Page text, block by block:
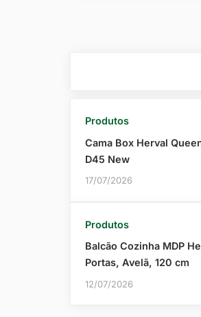
Produtos
Cama Box Herval
D45 New
17/07/2026
Produtos
Balcão Cozinha MDP
Portas, Avelã, 120 cm
12/07/2026